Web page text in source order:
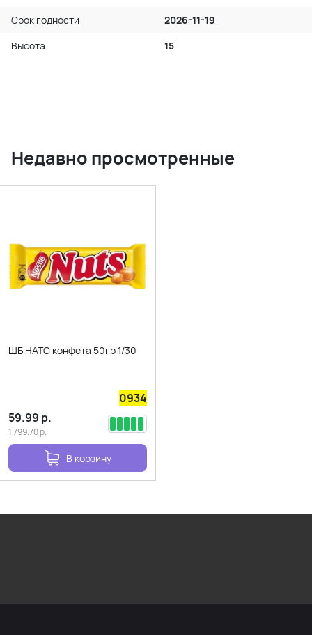
Срок годности
2026-11-19
Высота
15
Недавно просмотренные
ШБ НАТС конфета 50гр 1/30
0934
59.99 р.
1 799.70р.
В корзину